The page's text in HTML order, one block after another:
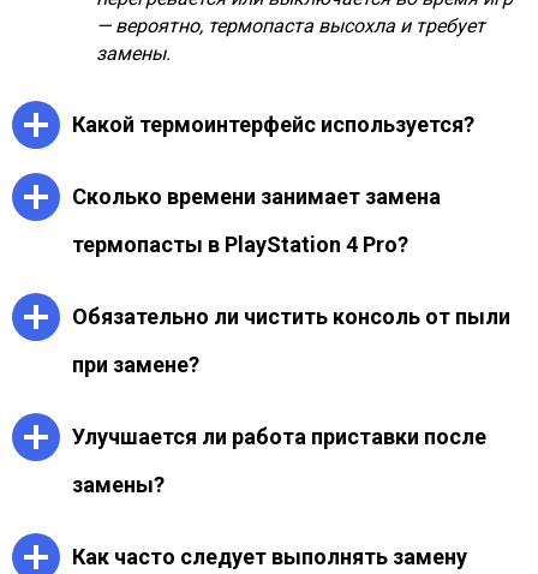
— вероятно, термопаста высохла и требует
замены.
Какой термоинтерфейс используется?
высокой теплопроводностью, подходящие для
включая PlayStation.
Сколько времени занимает замена
термопасты в PlayStation 4 Pro?
включая разборку, чистку и финальную
Обязательно ли чистить консоль от пыли
при замене?
PlayStation проводится комплексная чистка
нормального охлаждения.
Улучшается ли работа приставки после
замены?
становится стабильной, и исчезают риски
Как часто следует выполнять замену